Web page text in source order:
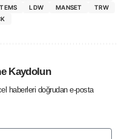
LDW MANSET
TRW
Kaydolun
haberleri doğrudan e-posta